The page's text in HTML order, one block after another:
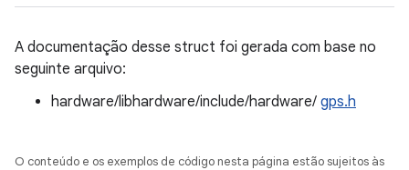
A documentação desse struct foi gerada com base no
seguinte arquivo:
hardware/libhardware/include/hardware/ gps.h
O conteúdo e os exemplos de código nesta página estão sujeitos às